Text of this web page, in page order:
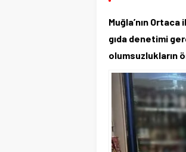
Muğla’nın
gıda denetimi
olumsuzlukların